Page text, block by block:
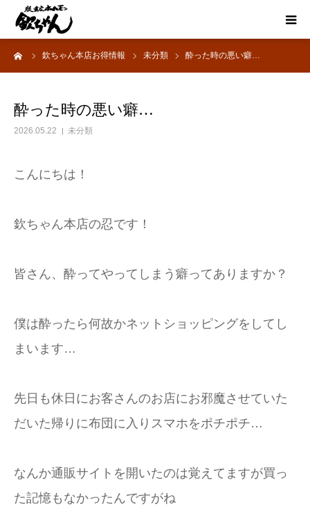
欽ちゃん本店お得情報 未分類 酔った時の悪い癖…
酔った時の悪い癖…
2026.05.22 未分類
こんにちは！
欽ちゃん本店の忍です！
皆さん、酔ってやってしまう癖ってありますか？
僕は酔ったら何故かネットショッピングをしてし
まいます…
先日も休日にお客さんのお店にお邪魔させていた
だいた帰りに布団に入りスマホをポチポチ…
なんか通販サイトを開いたのは覚えてますが買っ
た記憶もなかったんですがね
HOME
お品書き
宴会
懐かしい炭鉱ホルモン